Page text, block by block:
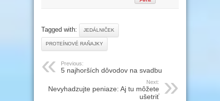
Tagged with: JEDÁLNIČEK
PROTEÍNOVÉ RAŇAJKY
Previous:
5 najhorších dôvodov na svadbu
Next:
Nevyhadzujte peniaze: Aj tu môžete
ušetriť